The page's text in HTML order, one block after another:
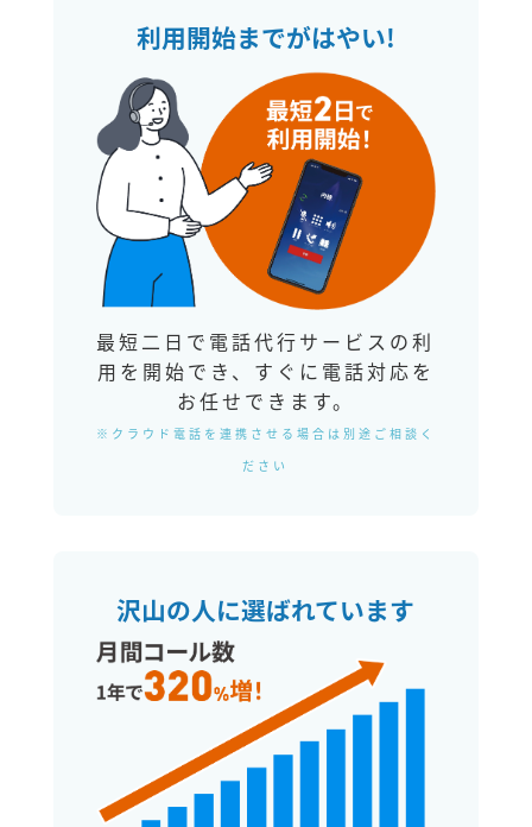
利用開始までがはやい!
最短二日で電話代行サービスの利
用を開始でき、すぐに電話対応を
お任せできます。
※クラウド電話を連携させる場合は別途ご相談く
ださい
沢山の人に選ばれています